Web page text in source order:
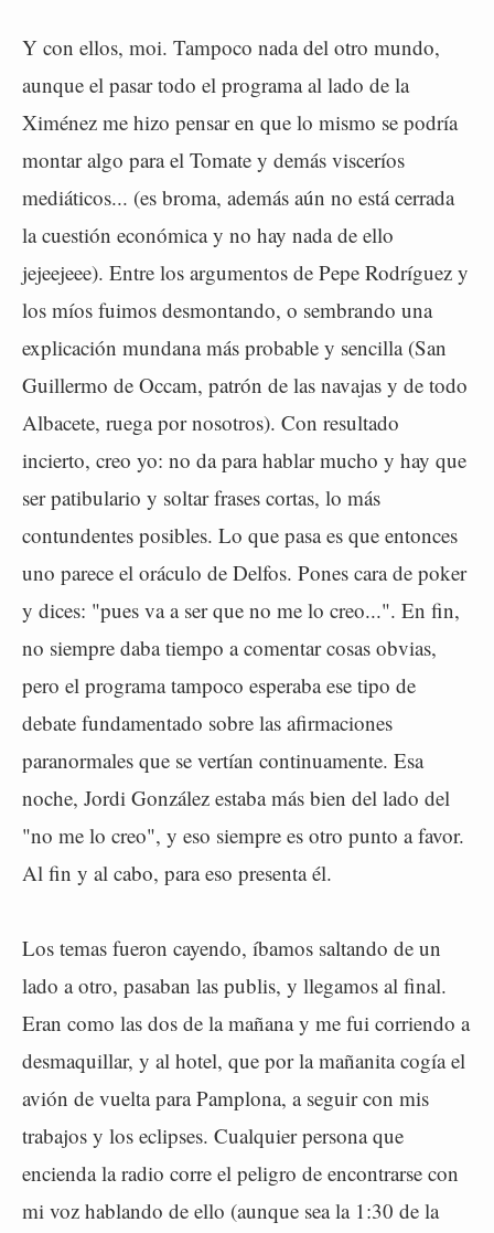
Y con ellos, moi. Tampoco nada del otro mundo,
aunque el pasar todo el programa al lado de la
Ximénez me hizo pensar en que lo mismo se podría
montar algo para el Tomate y demás visceríos
mediáticos... (es broma, además aún no está cerrada
la cuestión económica y no hay nada de ello
jejeejeee). Entre los argumentos de Pepe Rodríguez y
los míos fuimos desmontando, o sembrando una
explicación mundana más probable y sencilla (San
Guillermo de Occam, patrón de las navajas y de todo
Albacete, ruega por nosotros). Con resultado
incierto, creo yo: no da para hablar mucho y hay que
ser patibulario y soltar frases cortas, lo más
contundentes posibles. Lo que pasa es que entonces
uno parece el oráculo de Delfos. Pones cara de poker
y dices: "pues va a ser que no me lo creo...". En fin,
no siempre daba tiempo a comentar cosas obvias,
pero el programa tampoco esperaba ese tipo de
debate fundamentado sobre las afirmaciones
paranormales que se vertían continuamente. Esa
noche, Jordi González estaba más bien del lado del
"no me lo creo", y eso siempre es otro punto a favor.
Al fin y al cabo, para eso presenta él.
Los temas fueron cayendo, íbamos saltando de un
lado a otro, pasaban las publis, y llegamos al final.
Eran como las dos de la mañana y me fui corriendo a
desmaquillar, y al hotel, que por la mañanita cogía el
avión de vuelta para Pamplona, a seguir con mis
trabajos y los eclipses. Cualquier persona que
encienda la radio corre el peligro de encontrarse con
mi voz hablando de ello (aunque sea la 1:30 de la